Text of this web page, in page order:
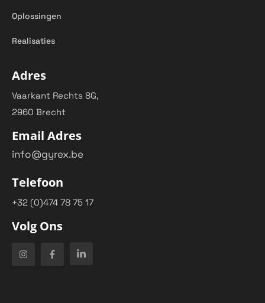
Oplossingen
Realisaties
Adres
Vaarkant Rechts 8G,
2960 Brecht
Email Adres
info@gyrex.be
Telefoon
+32 (0)474 78 75 17
Volg Ons